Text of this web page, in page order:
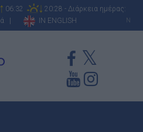
06:32
20:28 - Διάρκεια ημέρας:
|
IN ENGLISH N